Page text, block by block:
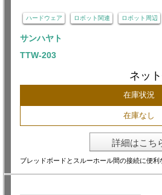
ハードウェア ロボット関連 ロボット周辺
サンハヤト
TTW-203
ネッ
在庫状況
在庫なし
詳細はこち
ブレッドボードとスルーホール間の接続に便利